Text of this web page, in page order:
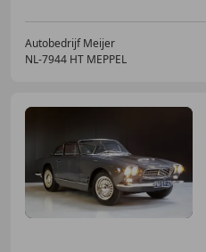
Autobedrijf Meijer
NL-7944 HT MEPPEL